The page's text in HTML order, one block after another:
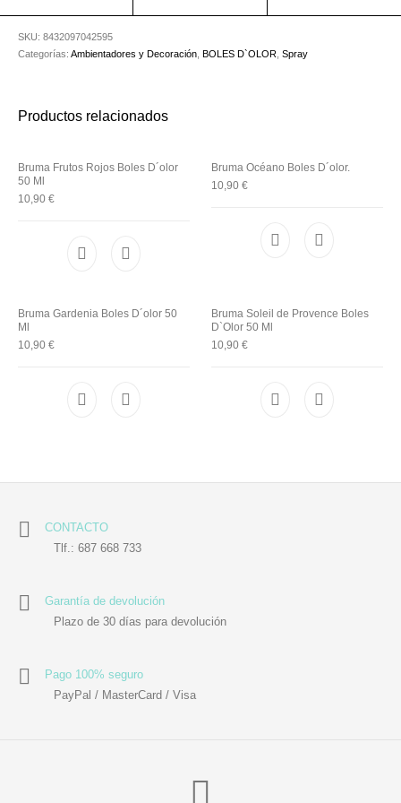
Peluquería
SKU:8432097042595
Categorías:Ambientadores y Decoración ,BOLES D`OLOR ,Spray
Productos relacionados
Bruma Frutos Rojos Boles D´olor
50 Ml
10,90€
Bruma Océano Boles D´olor.
10,90 €
Bruma Gardenia Boles D´olor 50
Ml
10,90€
Bruma Soleil de Provence Boles
D`Olor 50 Ml
10,90 €
CONTACTO
Tlf.: 687 668 733
Garantía de devolución
Plazo de 30 días para devolución
Pago 100% seguro
PayPal / MasterCard / Visa